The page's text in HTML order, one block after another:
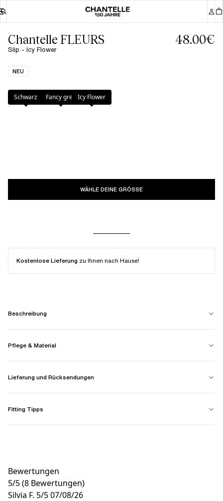
Chantelle FLEURS
Slip - Icy Flower
48.00€
NEU
Farbe: Icy Flower
Schwarz Fancy grey Icy Flower
WÄHLE DEINE GRÖSSE
Kostenlose Lieferung zu Ihnen nach Hause!
Beschreibung
Pflege & Material
Lieferung und Rücksendungen
Fitting Tipps
Bewertungen
5/5(8 Bewertungen)
Silvia F. 5/507/08/26